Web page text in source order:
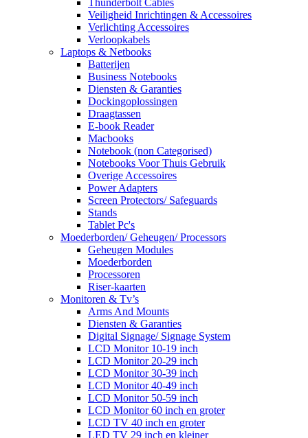
Veiligheid Inrichtingen & Accessoires
Verlichting Accessoires
Verloopkabels
Laptops & Netbooks
Batterijen
Business Notebooks
Diensten & Garanties
Dockingoplossingen
Draagtassen
E-book Reader
Macbooks
Notebook (non Categorised)
Notebooks Voor Thuis Gebruik
Overige Accessoires
Power Adapters
Screen Protectors/ Safeguards
Stands
Tablet Pc's
Moederborden/ Geheugen/ Processors
Geheugen Modules
Moederborden
Processoren
Riser-kaarten
Monitoren & Tv’s
Arms And Mounts
Diensten & Garanties
Digital Signage/ Signage System
LCD Monitor 10-19 inch
LCD Monitor 20-29 inch
LCD Monitor 30-39 inch
LCD Monitor 40-49 inch
LCD Monitor 50-59 inch
LCD Monitor 60 inch en groter
LCD TV 40 inch en groter
LED TV 29 inch en kleiner